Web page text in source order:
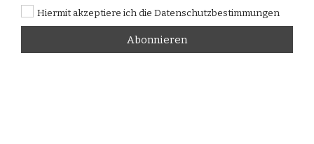
Hiermit akzeptiere ich die Datenschutzbestimmungen